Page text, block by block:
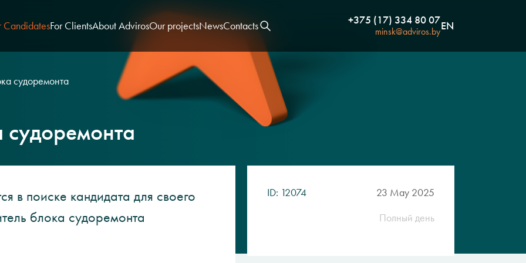
CandidatesFor ClientsAbout AdvirosOur projectsNewsContacts +375 (17) 334 80 07
minsk@adviros.byEN
судоремонта
судоремонта
в поиске кандидата для своего
блока судоремонта
ID: 12074
23 May 2025
Полный день